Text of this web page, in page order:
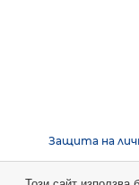
Защита на